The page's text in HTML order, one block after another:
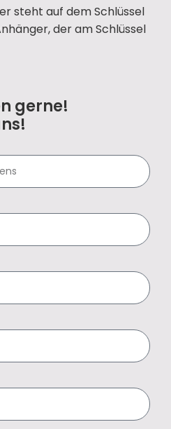
steht auf dem Schlüssel
der am Schlüssel
gerne!